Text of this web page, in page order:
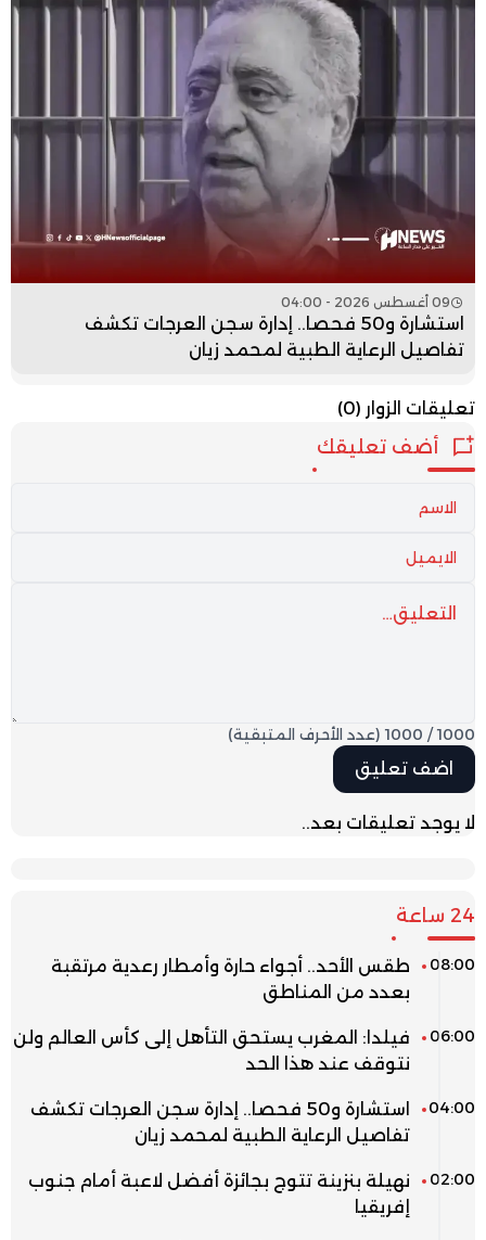
09 أغسطس 2026 - 04:00
استشارة و50 فحصا.. إدارة سجن العرجات تكشف
تفاصيل الرعاية الطبية لمحمد زيان
تعليقات الزوار (0)
أضف تعليقك
1000
/
1000 (عدد الأحرف المتبقية)
لا يوجد تعليقات بعد..
24 ساعة
08:00
طقس الأحد.. أجواء حارة وأمطار رعدية مرتقبة
بعدد من المناطق
06:00
فيلدا: المغرب يستحق التأهل إلى كأس العالم ولن
نتوقف عند هذا الحد
04:00
استشارة و50 فحصا.. إدارة سجن العرجات تكشف
تفاصيل الرعاية الطبية لمحمد زيان
02:00
نهيلة بنزينة تتوج بجائزة أفضل لاعبة أمام جنوب
إفريقيا